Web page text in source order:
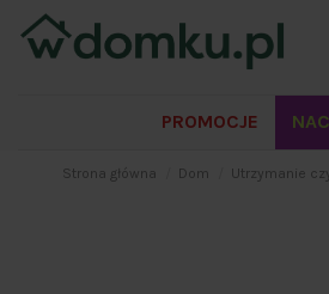
PROMOCJE
Strona główna Dom Utrzymanie